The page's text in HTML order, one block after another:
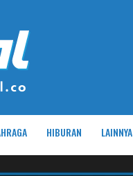
HIBURAN LAINNYA